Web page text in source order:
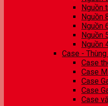
Nguồn
Nguồn
Nguồn
Nguồn
Nguồn
Case -
Case
Case
Case
Case
Case